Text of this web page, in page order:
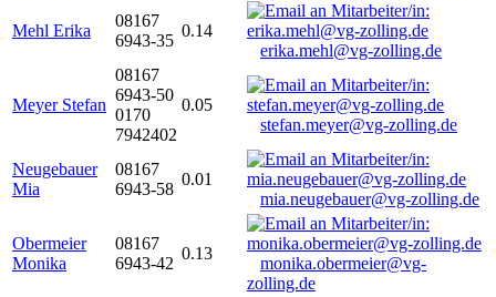
Mehl Erika
08167
6943-35
0.14
erika.mehl@vg-zolling.de
Meyer Stefan
08167
6943-50
0170
7942402
0.05
stefan.meyer@vg-zolling.de
Neugebauer
Mia
08167
6943-58
0.01
mia.neugebauer@vg-zolling.de
Obermeier
Monika
08167
6943-42
0.13
monika.obermeier@vg-
zolling.de